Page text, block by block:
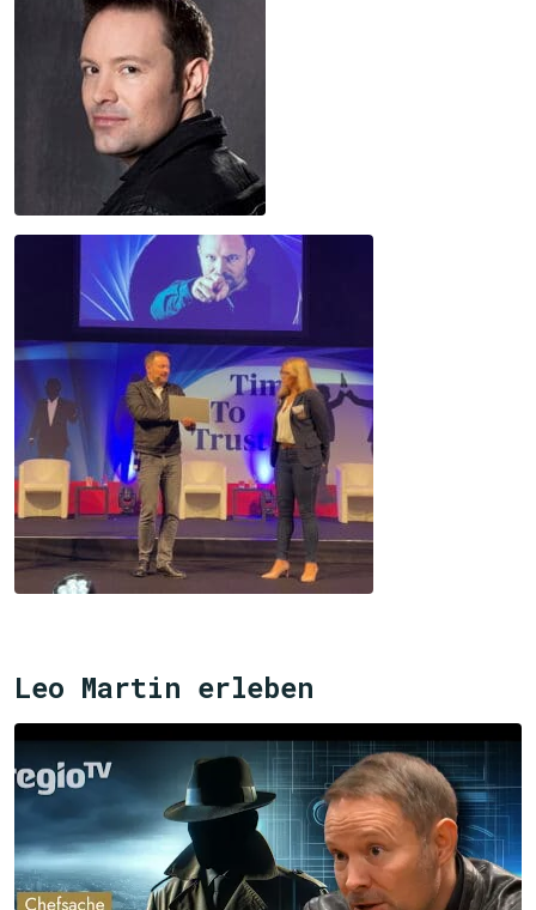
Leo Martin erleben